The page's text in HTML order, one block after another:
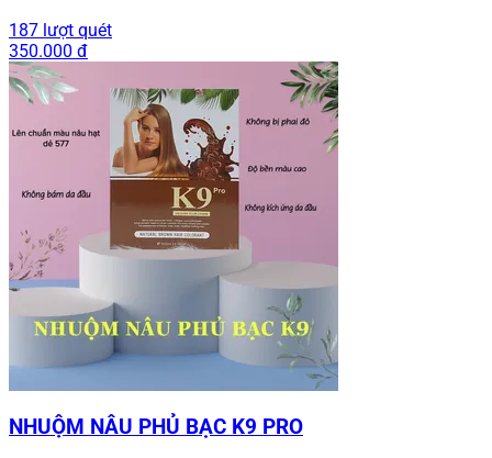
187 lượt quét
350.000 đ
NHUỘM NÂU PHỦ BẠC K9 PRO